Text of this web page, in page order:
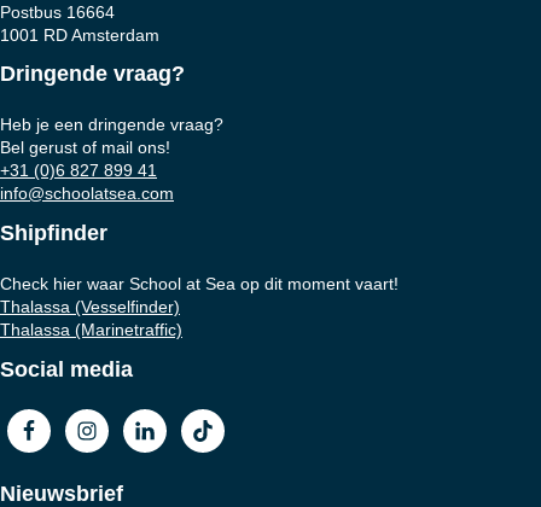
Postbus 16664
1001 RD Amsterdam
Dringende vraag?
Heb je een dringende vraag?
Bel gerust of mail ons!
+31 (0)6 827 899 41
info@schoolatsea.com
Shipfinder
Check hier waar School at Sea op dit moment vaart!
Thalassa (Vesselfinder)
Thalassa (Marinetraffic)
Social media
Nieuwsbrief